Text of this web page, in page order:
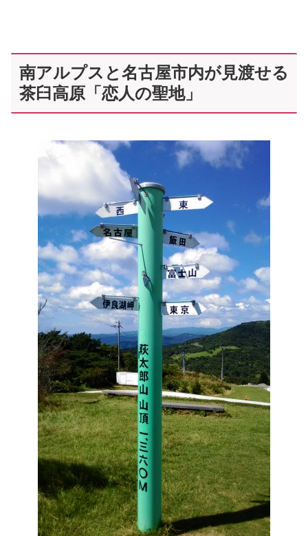
南アルプスと名古屋市内が見渡せる
茶臼高原「恋人の聖地」